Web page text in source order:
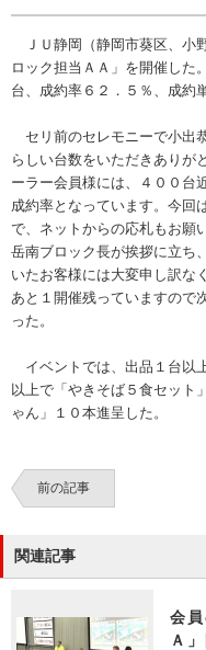
ＪＵ静岡（静岡市葵区、小
ロック担当ＡＡ」を開催した
台、成約率６２．５％、成約
セリ前のセレモニーで小出
らしい台数をいただきありが
ーラー会員様には、４００台
成約率となっています。今回
で、ネットからの応札もお願
岳南ブロック長が挨拶に立ち
いたお客様には大変申し訳な
あと１開催残っていますので
った。
イベントでは、出品１台以
以上で「やきそば５食セット
ゃん」１０本進呈した。
前の記事
関連記事
会
Ａ